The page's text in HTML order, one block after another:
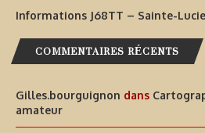
Informations J68TT – Sainte-Lucie
COMMENTAIRES RÉCENTS
Gilles.bourguignon dans
amateur